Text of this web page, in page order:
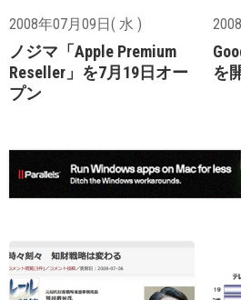
2008年07月09日( 水 )
ノジマ「Apple Premium
Reseller」を7月19日オー
プン
を